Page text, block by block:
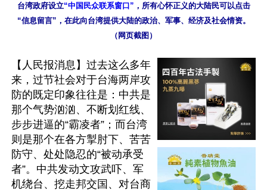
台湾政府设立“中国民众联系窗口” ，所有心怀正义的大陆民可以点击
“信息留言”，在此向台湾提供大陆的政治、军事、经济及社会情资。
（网页截图）
【人民报消息】过去这么多年
来，过节社会对于台海两岸攻
防的既定印象往往是：中共是
那个气势汹汹、不断划红线、
步步进逼的“霸凌者”；而台湾
则是那个在各方掣肘下、苦苦
防守、处处隐忍的“被动承受
者”。中共发动文攻武吓、军
机绕台、挖走邦交国、对台商